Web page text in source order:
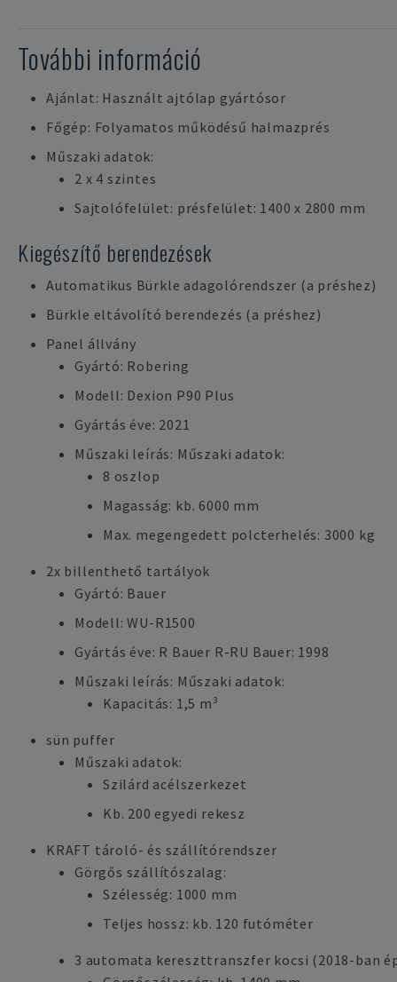
További információ
Ajánlat: Használt ajtólap gyártósor
Főgép: Folyamatos működésű halmazprés
Műszaki adatok:
2 x 4 szintes
Sajtolófelület: présfelület: 1400 x 2800 mm
Kiegészítő berendezések
Automatikus Bürkle adagolórendszer (a préshez)
Bürkle eltávolító berendezés (a préshez)
Panel állvány
Gyártó: Robering
Modell: Dexion P90 Plus
Gyártás éve: 2021
Műszaki leírás: Műszaki adatok:
8 oszlop
Magasság: kb. 6000 mm
Max. megengedett polcterhelés: 3000 kg
2x billenthető tartályok
Gyártó: Bauer
Modell: WU-R1500
Gyártás éve: R Bauer R-RU Bauer: 1998
Műszaki leírás: Műszaki adatok:
Kapacitás: 1,5 m³
sün puffer
Műszaki adatok:
Szilárd acélszerkezet
Kb. 200 egyedi rekesz
KRAFT tároló- és szállítórendszer
Görgős szállítószalag:
Szélesség: 1000 mm
Teljes hossz: kb. 120 futóméter
3 automata kereszttranszfer kocsi (2018-ban